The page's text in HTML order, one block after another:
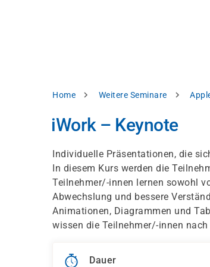
Pfadnavigation
Home Weitere Seminare
iWork – Keynote
Individuelle Präsentationen, die
In diesem Kurs werden die
Teilnehmer/-innen lernen sowohl
Abwechslung und bessere
Animationen, Diagrammen und
wissen die Teilnehmer/-innen
Dauer
akzeptieren
Datenschutzhinweis